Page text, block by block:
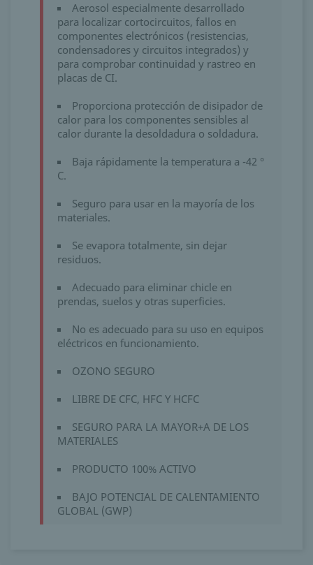
Aerosol especialmente desarrollado
para localizar cortocircuitos, fallos en
componentes electrónicos (resistencias,
condensadores y circuitos integrados) y
para comprobar continuidad y rastreo en
placas de CI.
Proporciona protección de disipador de
calor para los componentes sensibles al
calor durante la desoldadura o soldadura.
Baja rápidamente la temperatura a -42 °
C.
Seguro para usar en la mayoría de los
materiales.
Se evapora totalmente, sin dejar
residuos.
Adecuado para eliminar chicle en
prendas, suelos y otras superficies.
No es adecuado para su uso en equipos
eléctricos en funcionamiento.
OZONO SEGURO
LIBRE DE CFC, HFC Y HCFC
SEGURO PARA LA MAYOR+A DE LOS
MATERIALES
PRODUCTO 100% ACTIVO
BAJO POTENCIAL DE CALENTAMIENTO
GLOBAL (GWP)